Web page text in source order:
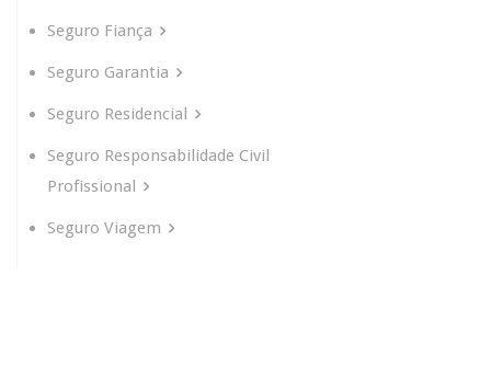
Seguro Fiança
Seguro Garantia
Seguro Residencial
Seguro Responsabilidade Civil
Profissional
Seguro Viagem